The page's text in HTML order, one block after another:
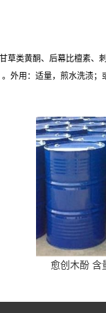
类黄酮、后幕比檀素、
外用：适量，煎水洗渍；
愈创木酚 含